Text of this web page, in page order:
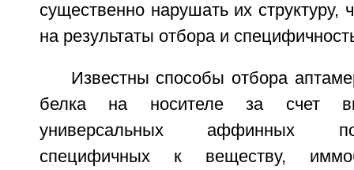
существенно нарушать их структуру,
на результаты отбора и
Известны способы отбора
белка на носителе за счет
универсальных аффинных
специфичных к веществу,